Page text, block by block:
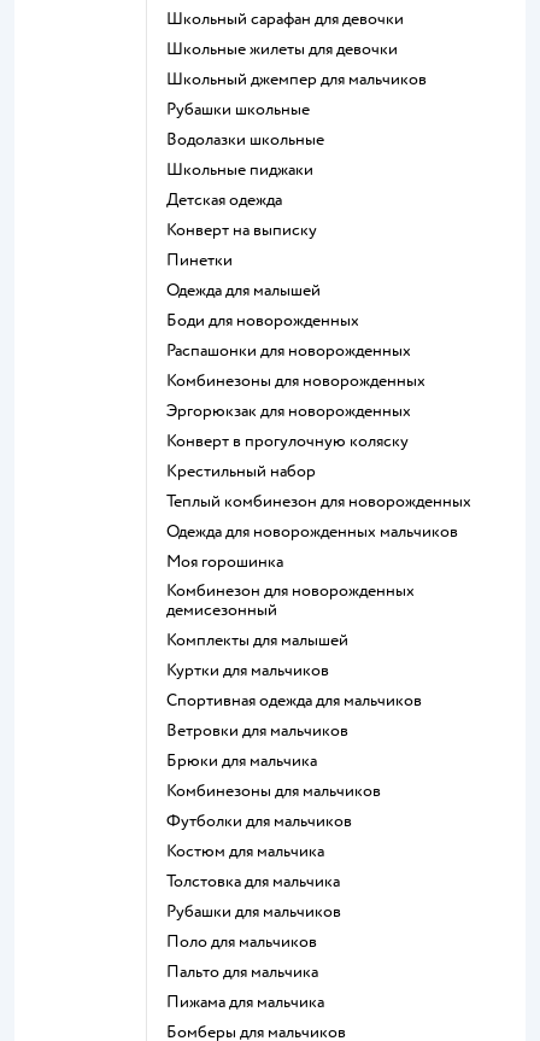
Школьный сарафан для девочки
Школьные жилеты для девочки
Школьный джемпер для мальчиков
Рубашки школьные
Водолазки школьные
Школьные пиджаки
Детская одежда
Конверт на выписку
Пинетки
Одежда для малышей
Боди для новорожденных
Распашонки для новорожденных
Комбинезоны для новорожденных
Эргорюкзак для новорожденных
Конверт в прогулочную коляску
Крестильный набор
Теплый комбинезон для новорожденных
Одежда для новорожденных мальчиков
Моя горошинка
Комбинезон для новорожденных
демисезонный
Комплекты для малышей
Куртки для мальчиков
Спортивная одежда для мальчиков
Ветровки для мальчиков
Брюки для мальчика
Комбинезоны для мальчиков
Футболки для мальчиков
Костюм для мальчика
Толстовка для мальчика
Рубашки для мальчиков
Поло для мальчиков
Пальто для мальчика
Пижама для мальчика
Бомберы для мальчиков